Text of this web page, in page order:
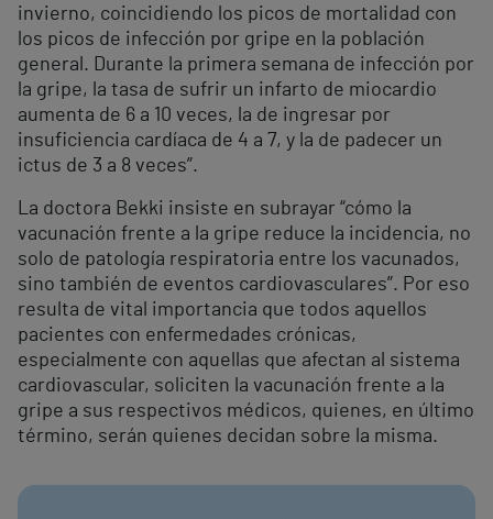
invierno, coincidiendo los picos de mortalidad con
los picos de infección por gripe en la población
general. Durante la primera semana de infección por
la gripe, la tasa de sufrir un infarto de miocardio
aumenta de 6 a 10 veces, la de ingresar por
insuficiencia cardíaca de 4 a 7, y la de padecer un
ictus de 3 a 8 veces”.
La doctora Bekki insiste en subrayar “cómo la
vacunación frente a la gripe reduce la incidencia, no
solo de patología respiratoria entre los vacunados,
sino también de eventos cardiovasculares”. Por eso
resulta de vital importancia que todos aquellos
pacientes con enfermedades crónicas,
especialmente con aquellas que afectan al sistema
cardiovascular, soliciten la vacunación frente a la
gripe a sus respectivos médicos, quienes, en último
término, serán quienes decidan sobre la misma.